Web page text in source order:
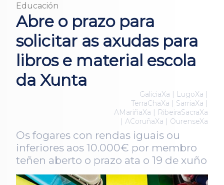
Educación
Abre o prazo para
solicitar as axudas para
libros e material escola
da Xunta
GaliciaXa | LugoXa |
TerraChaXa | SarriaXa |
AMariñaXa | RibeiraSacraXa
| ACoruñaXa | OurenseXa
Os fogares con rendas iguais ou
inferiores aos 10.000€ por membro
teñen aberto o prazo ata o 19 de xuño